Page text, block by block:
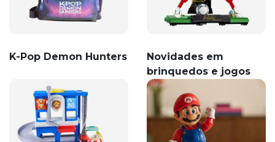
K-Pop Demon Hunters
Novidades em
brinquedos e jogos